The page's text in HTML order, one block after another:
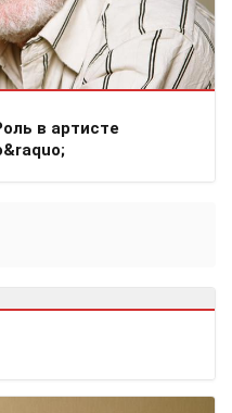
в артисте